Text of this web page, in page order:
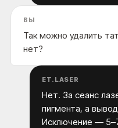
ВЫ
Так можно удалить
нет?
ET.LASER
Нет. За сеанс
пигмента, а
Исключение —